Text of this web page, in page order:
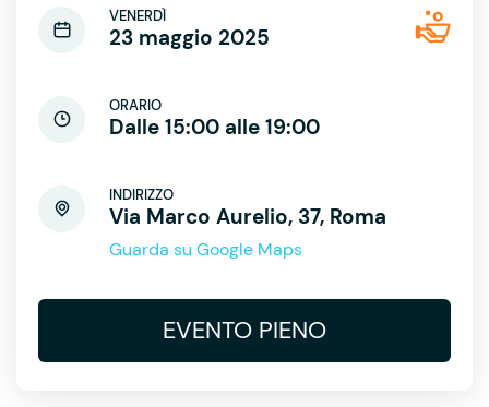
VENERDÌ
23 maggio 2025
ORARIO
Dalle 15:00 alle 19:00
INDIRIZZO
Via Marco Aurelio, 37, Roma
Guarda su Google Maps
EVENTO PIENO